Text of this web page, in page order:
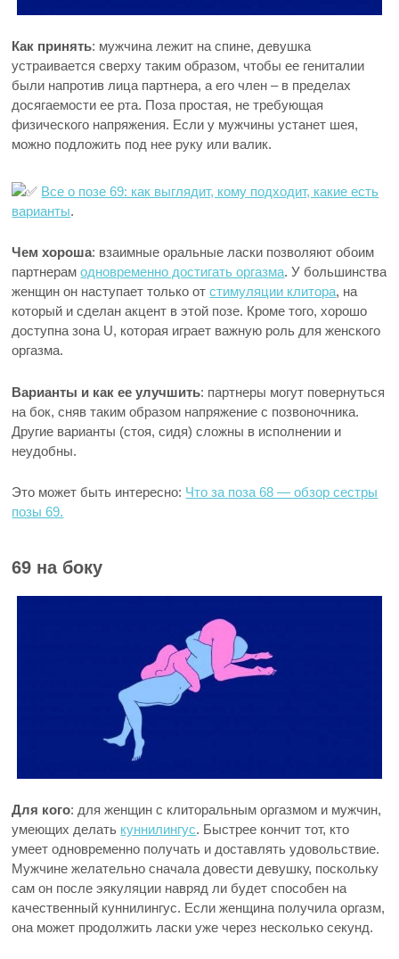
Как принять: мужчина лежит на спине, девушка
устраивается сверху таким образом, чтобы ее гениталии
были напротив лица партнера, а его член – в пределах
досягаемости ее рта. Поза простая, не требующая
физического напряжения. Если у мужчины устанет шея,
можно подложить под нее руку или валик.
Все о позе 69: как выглядит, кому подходит, какие есть
варианты.
Чем хороша: взаимные оральные ласки позволяют обоим
партнерамодновременно достигать оргазма. У большинства
женщин он наступает только отстимуляции клитора, на
который и сделан акцент в этой позе. Кроме того, хорошо
доступна зона U, которая играет важную роль для женского
оргазма.
Варианты и как ее улучшить: партнеры могут повернуться
на бок, сняв таким образом напряжение с позвоночника.
Другие варианты (стоя, сидя) сложны в исполнении и
неудобны.
Это может быть интересно: Что за поза 68 — обзор сестры
позы 69.
69 на боку
Для кого: для женщин с клиторальным оргазмом и мужчин,
умеющих делать куннилингус. Быстрее кончит тот, кто
умеет одновременно получать и доставлять удовольствие.
Мужчине желательно сначала довести девушку, поскольку
сам он после эякуляции навряд ли будет способен на
качественный куннилингус. Если женщина получила оргазм,
она может продолжить ласки уже через несколько секунд.